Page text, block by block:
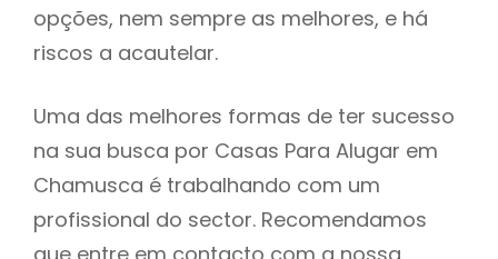
opções, nem sempre as melhores, e há
riscos a acautelar.
Uma das melhores formas de ter sucesso
na sua busca por Casas Para Alugar em
Chamusca é trabalhando com um
profissional do sector. Recomendamos